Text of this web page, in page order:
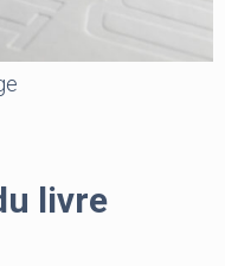
livre